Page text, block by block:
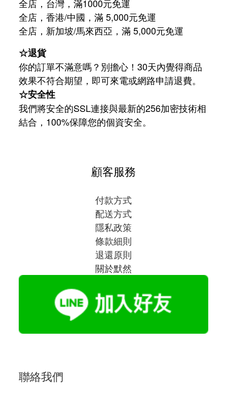
全店，台灣，滿1000元免運
全店，香港/中國，滿 5,000元免運
全店，新加坡/馬來西亞，滿 5,000元免運
☆退貨
你的訂單不滿意嗎？別擔心！30天內覺得商品
效果不符合期望，即可來電或網路申請退費。
☆安全性
我們將安全的SSL連接與最新的256加密技術相
結合，100%保障您的個資安全。
顧客服務
付款方式
配送方式
隱私政策
條款細則
退還原則
關於默然
聯絡我們